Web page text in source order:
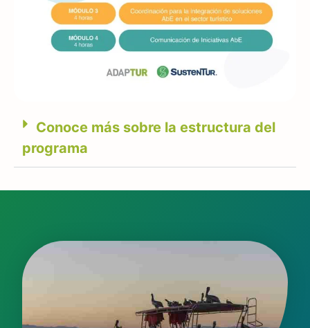
Conoce más sobre la estructura del
programa